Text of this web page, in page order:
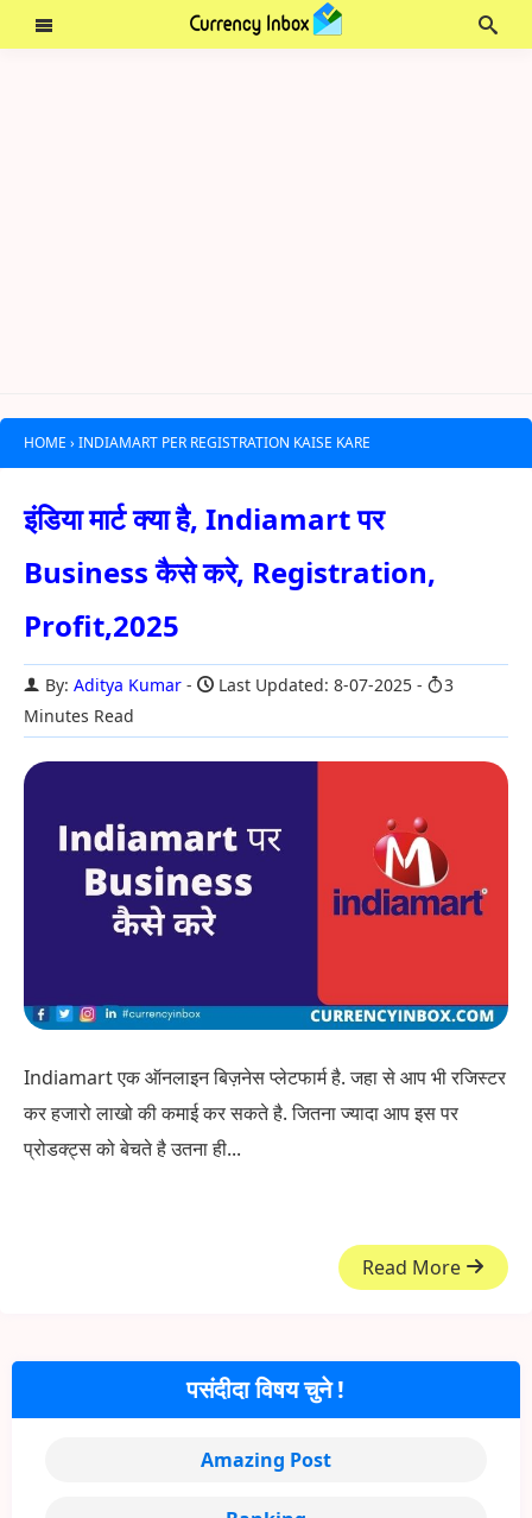
HOME › INDIAMART PER REGISTRATION KAISE KARE
इंडिया मार्ट क्या है, Indiamart पर
Business कैसे करे, Registration,
Profit,2025
By: Aditya Kumar Last Updated: 8-07-2025
3
Minutes Read
Indiamart एक ऑनलाइन बिज़नेस प्लेटफार्म है. जहा से आप भी रजिस्टर
कर हजारो लाखो की कमाई कर सकते है. जितना ज्यादा आप इस पर
प्रोडक्ट्स को बेचते है उतना ही...
Read More
पसंदीदा विषय चुने !
Amazing Post